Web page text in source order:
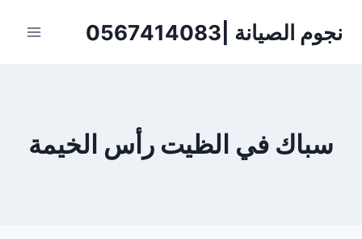
نجوم الصيانة |0567414083
سباك في الظيت رأس الخيمة